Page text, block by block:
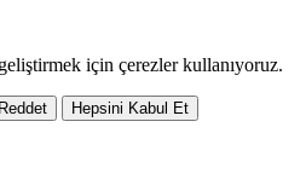
için çerezler kullanıyoruz.
Hepsini Kabul Et